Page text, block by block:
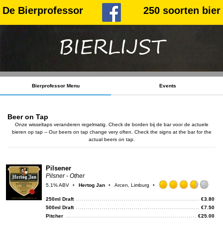
De Bierprofessor 250 soorten bier
BIERLIJST
Bierprofessor Menu Events
Beer on Tap
Onze wisseltaps veranderen regelmatig. Check de borden bij de bar voor de actuele
bieren op tap -- Our beers on tap change very often. Check the signs at the bar for the
actual beers on tap.
Pilsener
Pilsner - Other
5.1% ABV Hertog Jan
Arcen, Limburg
3.75
out
250ml Draft €3.80
500ml Draft
€7.50
Pitcher
€25.00